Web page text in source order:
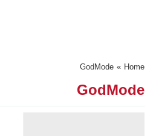
Home
»
GodMode
GodMode